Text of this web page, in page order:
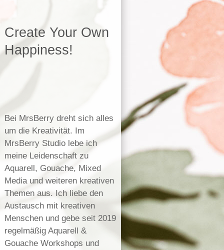
Create Your Own
Happiness!
Bei MrsBerry dreht sich alles
um die Kreativität. Im
MrsBerry Studio lebe ich
meine Leidenschaft zu
Aquarell, Gouache, Mixed
Media und weiteren kreativen
Themen aus. Ich liebe den
Austausch mit kreativen
Menschen und gebe seit 2019
regelmäßig Aquarell &
Gouache Workshops und